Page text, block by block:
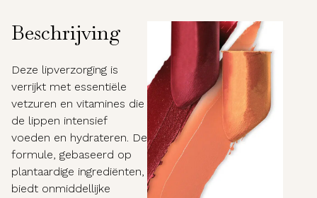
Beschrijving
Deze lipverzorging is
verrijkt met essentiële
vetzuren en vitamines die
de lippen intensief
voeden en hydrateren. De
formule, gebaseerd op
plantaardige ingrediënten,
biedt onmiddellijke